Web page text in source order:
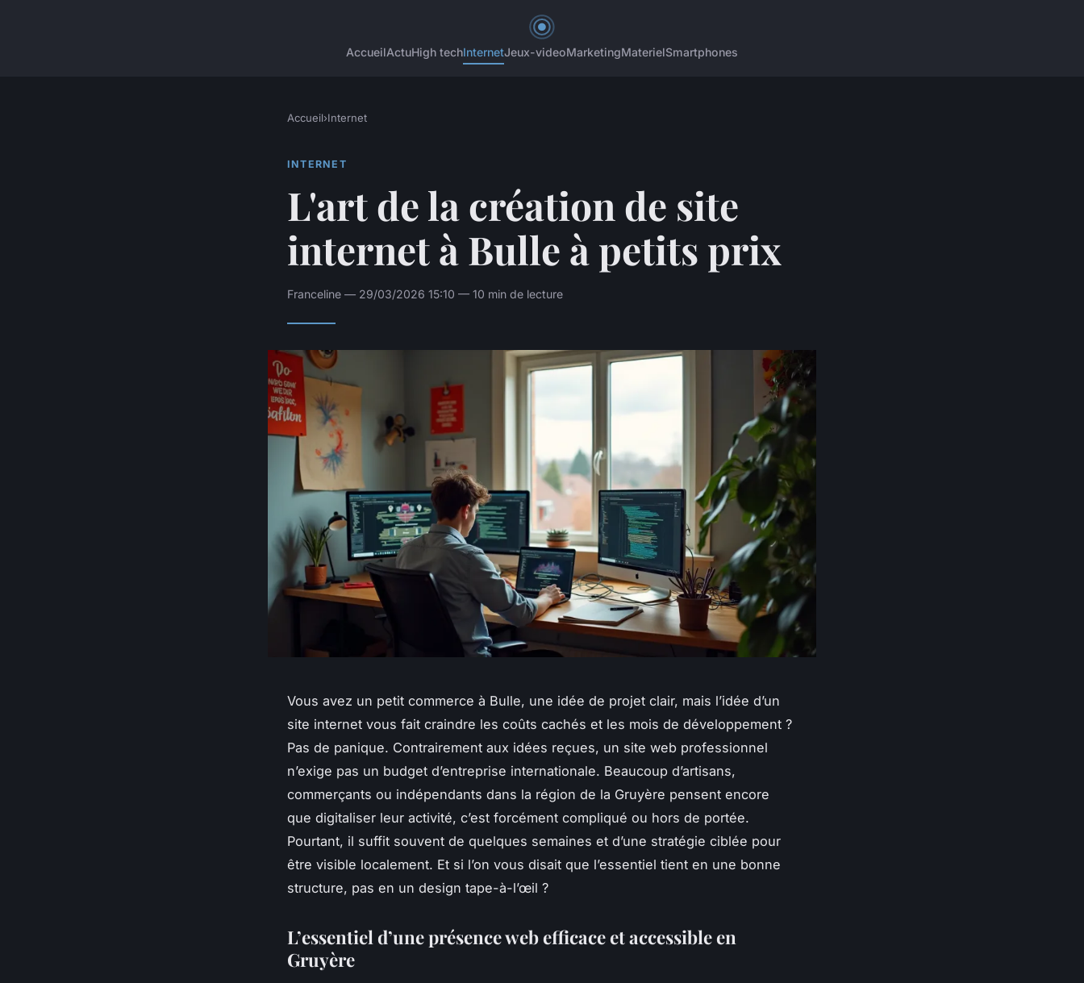
AccueilActuHigh techInternetJeux-videoMarketingMaterielSmartphones
Accueil›Internet
INTERNET
L'art de la création de site
internet à Bulle à petits prix
Franceline — 29/03/2026 15:10 — 10 min de lecture
Vous avez un petit commerce à Bulle, une idée de projet clair, mais l’idée d’un
site internet vous fait craindre les coûts cachés et les mois de développement ?
Pas de panique. Contrairement aux idées reçues, un site web professionnel
n’exige pas un budget d’entreprise internationale. Beaucoup d’artisans,
commerçants ou indépendants dans la région de la Gruyère pensent encore
que digitaliser leur activité, c’est forcément compliqué ou hors de portée.
Pourtant, il suffit souvent de quelques semaines et d’une stratégie ciblée pour
être visible localement. Et si l’on vous disait que l’essentiel tient en une bonne
structure, pas en un design tape-à-l’œil ?
L’essentiel d’une présence web efficace et accessible en
Gruyère